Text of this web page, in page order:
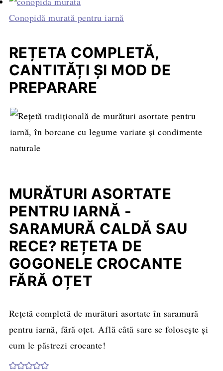
Conopidă murată pentru iarnă
REȚETA COMPLETĂ,
CANTITĂȚI ȘI MOD DE
PREPARARE
MURĂTURI ASORTATE
PENTRU IARNĂ -
SARAMURĂ CALDĂ SAU
RECE? REȚETA DE
GOGONELE CROCANTE
FĂRĂ OȚET
Rețetă completă de murături asortate în saramură
pentru iarnă, fără oțet. Află câtă sare se folosește și
cum le păstrezi crocante!